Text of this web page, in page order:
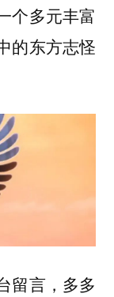
个多元丰富
的东方志怪
留言， 多多